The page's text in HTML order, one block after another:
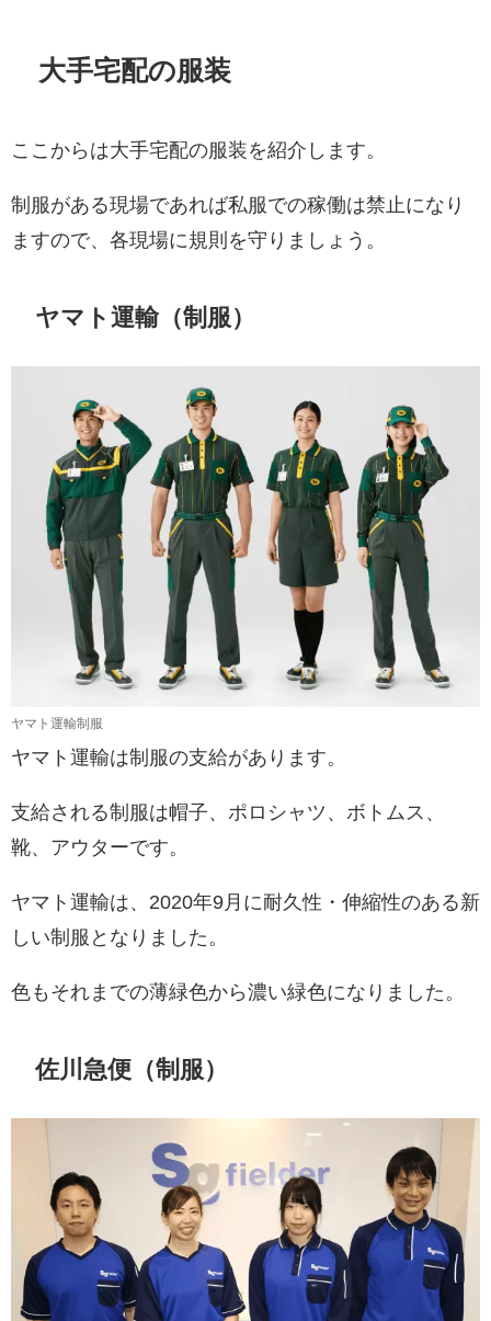
大手宅配の服装
ここからは大手宅配の服装を紹介します。
制服がある現場であれば私服での稼働は禁止になり
ますので、各現場に規則を守りましょう。
ヤマト運輸（制服）
ヤマト運輸制服
ヤマト運輸は制服の支給があります。
支給される制服は帽子、ポロシャツ、ボトムス、
靴、アウターです。
ヤマト運輸は、2020年9月に耐久性・伸縮性のある新
しい制服となりました。
色もそれまでの薄緑色から濃い緑色になりました。
佐川急便（制服）